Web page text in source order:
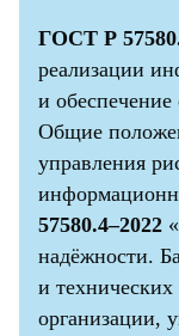
ГОСТ Р
реализации
и
Общие
управления
57580.4–2022
надёжности.
и
организации,